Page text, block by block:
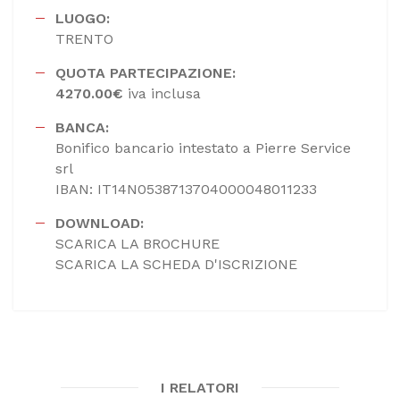
LUOGO:
TRENTO
QUOTA PARTECIPAZIONE:
4270.00€ iva inclusa
BANCA:
Bonifico bancario intestato a Pierre Service
srl
IBAN: IT14N0538713704000048011233
DOWNLOAD:
SCARICA LA BROCHURE
SCARICA LA SCHEDA D'ISCRIZIONE
I RELATORI